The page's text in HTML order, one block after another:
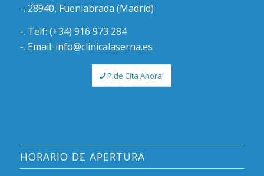
-. 28940, Fuenlabrada (Madrid)
-. Telf: (+34) 916 973 284
-. Email: info@clinicalaserna.es
Pide Cita Ahora
HORARIO DE APERTURA